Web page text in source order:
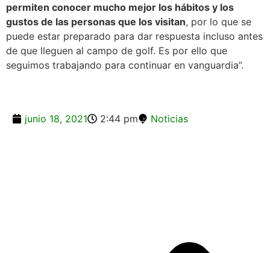
permiten conocer mucho mejor los hábitos y los
gustos de las personas que los visitan, por lo que se
puede estar preparado para dar respuesta incluso antes
de que lleguen al campo de golf. Es por ello que
seguimos trabajando para continuar en vanguardia”.
junio 18, 2021 2:44 pm Noticias